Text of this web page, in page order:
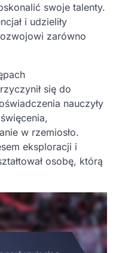
swoje talenty.
i udzieliły
zarówno
się do
nauczyły
w rzemiosło.
eksploracji i
osobę, którą